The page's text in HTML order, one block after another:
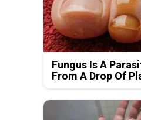
Fungus Is A
From A Drop Of